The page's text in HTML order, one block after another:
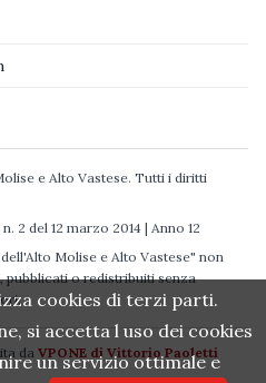
e Alto Vastese. Tutti i diritti
2 del 12 marzo 2014 | Anno 12
Molise e Alto Vastese" non
o redistribuiti senza
da VPONE di Vittorio Paoletti
cookies di terzi parti.
si accetta l uso dei cookies
un servizio ottimale e